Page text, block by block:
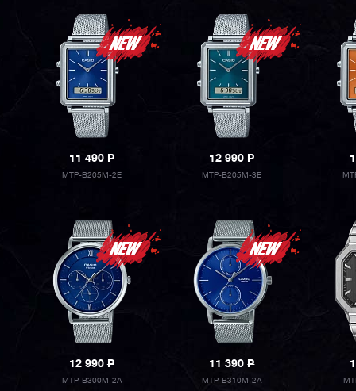
11 490P
MTP-B205M-2E
12 990P
MTP-B205M-3E
12 990P
MTP-B300M-2A
11 390P
MTP-B310M-2A